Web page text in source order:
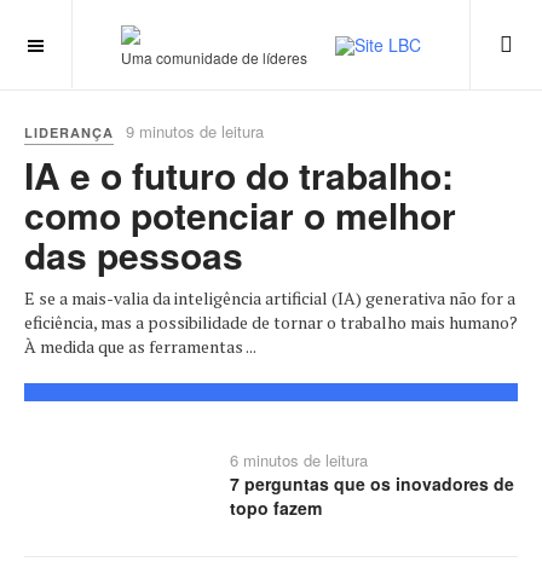
Uma comunidade de líderes
LIDERANÇA 9 minutos de leitura
IA e o futuro do trabalho:
como potenciar o melhor
das pessoas
E se a mais-valia da inteligência artificial (IA) generativa não for a
eficiência, mas a possibilidade de tornar o trabalho mais humano?
À medida que as ferramentas ...
6 minutos de leitura
7 perguntas que os inovadores de
topo fazem